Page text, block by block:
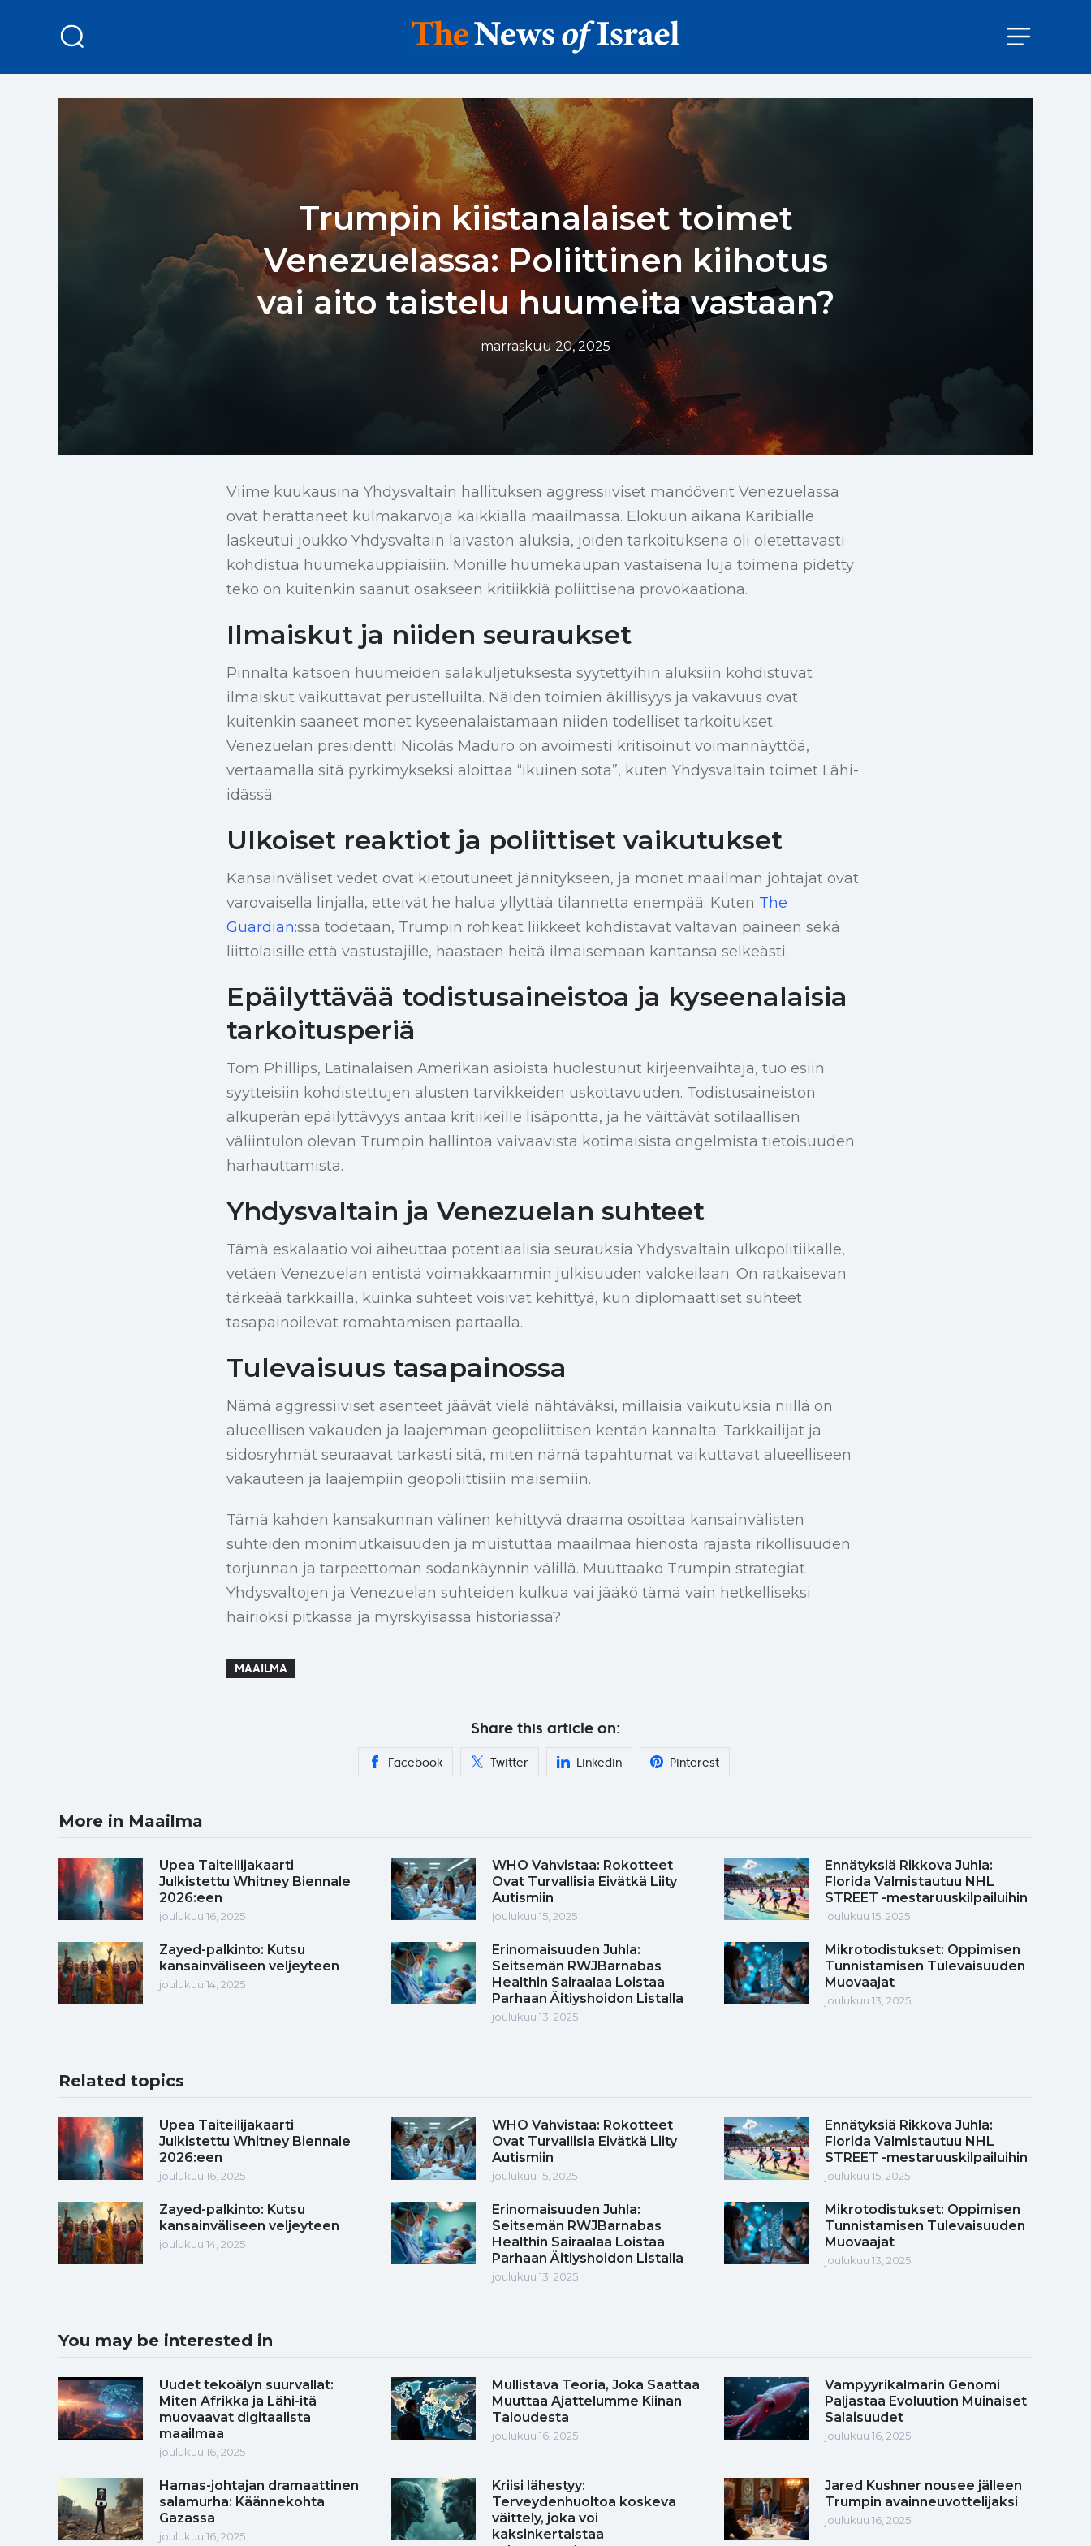
Trumpin kiistanalaiset toimet
Venezuelassa: Poliittinen kiihotus
vai aito taistelu huumeita vastaan?
marraskuu 20, 2025
Viime kuukausina Yhdysvaltain hallituksen aggressiiviset manööverit Venezuelassa
ovat herättäneet kulmakarvoja kaikkialla maailmassa. Elokuun aikana Karibialle
laskeutui joukko Yhdysvaltain laivaston aluksia, joiden tarkoituksena oli oletettavasti
kohdistua huumekauppiaisiin. Monille huumekaupan vastaisena luja toimena pidetty
teko on kuitenkin saanut osakseen kritiikkiä poliittisena provokaationa.
Ilmaiskut ja niiden seuraukset
Pinnalta katsoen huumeiden salakuljetuksesta syytettyihin aluksiin kohdistuvat
ilmaiskut vaikuttavat perustelluilta. Näiden toimien äkillisyys ja vakavuus ovat
kuitenkin saaneet monet kyseenalaistamaan niiden todelliset tarkoitukset.
Venezuelan presidentti Nicolás Maduro on avoimesti kritisoinut voimannäyttöä,
vertaamalla sitä pyrkimykseksi aloittaa “ikuinen sota”, kuten Yhdysvaltain toimet Lähi-
idässä.
Ulkoiset reaktiot ja poliittiset vaikutukset
Kansainväliset vedet ovat kietoutuneet jännitykseen, ja monet maailman johtajat ovat
varovaisella linjalla, etteivät he halua yllyttää tilannetta enempää. Kuten The
Guardian:ssa todetaan, Trumpin rohkeat liikkeet kohdistavat valtavan paineen sekä
liittolaisille että vastustajille, haastaen heitä ilmaisemaan kantansa selkeästi.
Epäilyttävää todistusaineistoa ja kyseenalaisia
tarkoitusperiä
Tom Phillips, Latinalaisen Amerikan asioista huolestunut kirjeenvaihtaja, tuo esiin
syytteisiin kohdistettujen alusten tarvikkeiden uskottavuuden. Todistusaineiston
alkuperän epäilyttävyys antaa kritiikeille lisäpontta, ja he väittävät sotilaallisen
väliintulon olevan Trumpin hallintoa vaivaavista kotimaisista ongelmista tietoisuuden
harhauttamista.
Yhdysvaltain ja Venezuelan suhteet
Tämä eskalaatio voi aiheuttaa potentiaalisia seurauksia Yhdysvaltain ulkopolitiikalle,
vetäen Venezuelan entistä voimakkaammin julkisuuden valokeilaan. On ratkaisevan
tärkeää tarkkailla, kuinka suhteet voisivat kehittyä, kun diplomaattiset suhteet
tasapainoilevat romahtamisen partaalla.
Tulevaisuus tasapainossa
Nämä aggressiiviset asenteet jäävät vielä nähtäväksi, millaisia vaikutuksia niillä on
alueellisen vakauden ja laajemman geopoliittisen kentän kannalta. Tarkkailijat ja
sidosryhmät seuraavat tarkasti sitä, miten nämä tapahtumat vaikuttavat alueelliseen
vakauteen ja laajempiin geopoliittisiin maisemiin.
Tämä kahden kansakunnan välinen kehittyvä draama osoittaa kansainvälisten
suhteiden monimutkaisuuden ja muistuttaa maailmaa hienosta rajasta rikollisuuden
torjunnan ja tarpeettoman sodankäynnin välillä. Muuttaako Trumpin strategiat
Yhdysvaltojen ja Venezuelan suhteiden kulkua vai jääkö tämä vain hetkelliseksi
häiriöksi pitkässä ja myrskyisässä historiassa?
MAAILMA
Share this article on:
Facebook Twitter Linkedin Pinterest
More in Maailma
Upea Taiteilijakaarti
Julkistettu Whitney Biennale
2026:een
joulukuu 16, 2025
WHO Vahvistaa: Rokotteet
Ovat Turvallisia Eivätkä Liity
Autismiin
joulukuu 15, 2025
Ennätyksiä Rikkova Juhla:
Florida Valmistautuu NHL
STREET -mestaruuskilpailuihin
joulukuu 15, 2025
Zayed-palkinto: Kutsu
kansainväliseen veljeyteen
joulukuu 14, 2025
Erinomaisuuden Juhla:
Seitsemän RWJBarnabas
Healthin Sairaalaa Loistaa
Parhaan Äitiyshoidon Listalla
joulukuu 13, 2025
Mikrotodistukset: Oppimisen
Tunnistamisen Tulevaisuuden
Muovaajat
joulukuu 13, 2025
Related topics
Upea Taiteilijakaarti
Julkistettu Whitney Biennale
2026:een
joulukuu 16, 2025
WHO Vahvistaa: Rokotteet
Ovat Turvallisia Eivätkä Liity
Autismiin
joulukuu 15, 2025
Ennätyksiä Rikkova Juhla:
Florida Valmistautuu NHL
STREET -mestaruuskilpailuihin
joulukuu 15, 2025
Zayed-palkinto: Kutsu
kansainväliseen veljeyteen
joulukuu 14, 2025
Erinomaisuuden Juhla:
Seitsemän RWJBarnabas
Healthin Sairaalaa Loistaa
Parhaan Äitiyshoidon Listalla
joulukuu 13, 2025
Mikrotodistukset: Oppimisen
Tunnistamisen Tulevaisuuden
Muovaajat
joulukuu 13, 2025
You may be interested in
Uudet tekoälyn suurvallat:
Miten Afrikka ja Lähi-itä
muovaavat digitaalista
maailmaa
joulukuu 16, 2025
Mullistava Teoria, Joka Saattaa
Muuttaa Ajattelumme Kiinan
Taloudesta
joulukuu 16, 2025
Vampyyrikalmarin Genomi
Paljastaa Evoluution Muinaiset
Salaisuudet
joulukuu 16, 2025
Hamas-johtajan dramaattinen
salamurha: Käännekohta
Gazassa
joulukuu 16, 2025
Kriisi lähestyy:
Terveydenhuoltoa koskeva
väittely, joka voi
kaksinkertaistaa
Jared Kushner nousee jälleen
Trumpin avainneuvottelijaksi
joulukuu 16, 2025